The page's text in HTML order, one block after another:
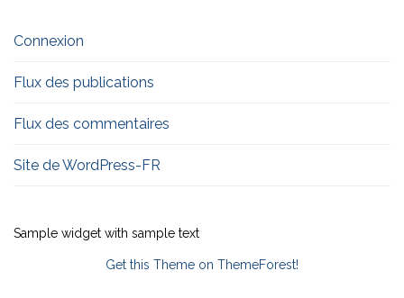
Connexion
Flux des publications
Flux des commentaires
Site de WordPress-FR
Sample widget with sample text
Get this Theme on ThemeForest!